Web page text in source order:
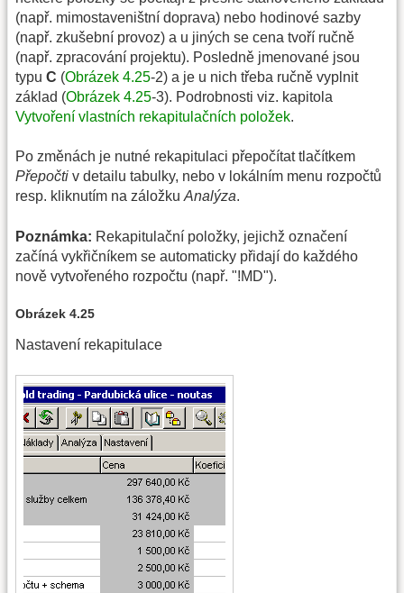
(např. mimostaveništní doprava) nebo hodinové sazby
(např. zkušební provoz) a u jiných se cena tvoří ručně
(např. zpracování projektu). Posledně jmenované jsou
typu C (Obrázek 4.25-2) a je u nich třeba ručně vyplnit
základ (Obrázek 4.25-3). Podrobnosti viz. kapitola
Vytvoření vlastních rekapitulačních položek.
Po změnách je nutné rekapitulaci přepočítat tlačítkem
Přepočti v detailu tabulky, nebo v lokálním menu rozpočtů
resp. kliknutím na záložku Analýza.
Poznámka: Rekapitulační položky, jejichž označení
začíná vykřičníkem se automaticky přidají do každého
nově vytvořeného rozpočtu (např. "!MD").
Obrázek 4.25
Nastavení rekapitulace